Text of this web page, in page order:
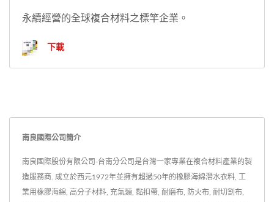
永續經營的全球複合材料之標竿企業。
下載
南良國際公司簡介
南良國際股份有限公司-台南分公司是台灣一家專業在複合材料產業的製
造服務商. 成立於西元1972年並擁有超過50年的橡膠海綿潛水衣料, 工
業用橡膠海綿, 高分子材料, 充氣類, 黏扣帶, 耐磨布, 防火布, 耐切割布,